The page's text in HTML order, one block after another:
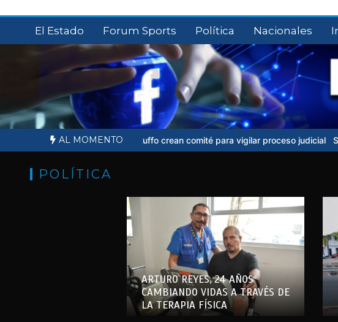
contenidoEl Estado Forum Sports Política Nacionales
AL MOMENTO
Ernesto Ruffo crean comité para vigilar proceso judicial Sheinbaum no acudirá
POLÍTICA
ARTURO REYES, 24 AÑOS
CAMBIANDO VIDAS A TRAVÉS DE
LA TERAPIA FÍSICA